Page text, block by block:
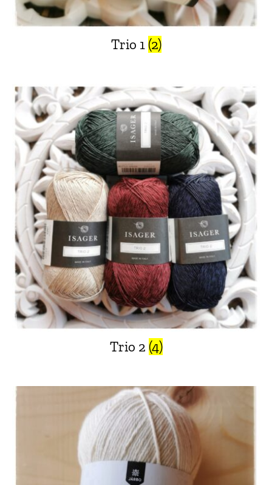
Trio 1 (2)
Trio 2 (4)